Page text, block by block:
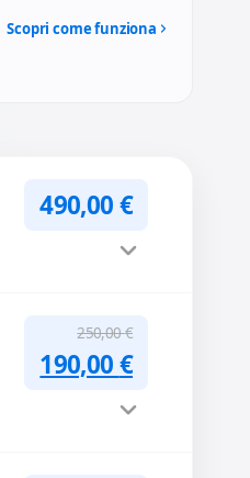
Scopri come funziona
490,00€
250,00€
Il prezzo originale
190,00€Il prezzo